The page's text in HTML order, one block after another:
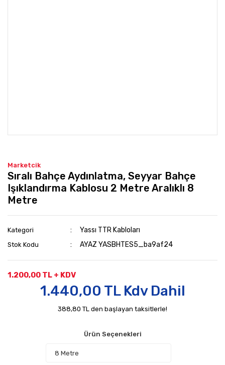
Marketcik
Sıralı Bahçe Aydınlatma, Seyyar Bahçe
Işıklandırma Kablosu 2 Metre Aralıklı 8
Metre
Kategori Yassı TTR Kabloları
Stok Kodu AYAZ YASBHTES5_ba9af24
1.200,00 TL + KDV
1.440,00 TL Kdv Dahil
388,80 TL den başlayan taksitlerle!
Ürün Seçenekleri